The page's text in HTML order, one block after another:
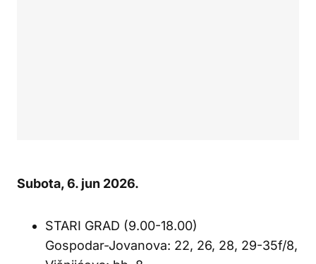
Subota, 6. jun 2026.
STARI GRAD (9.00-18.00)
Gospodar-Jovanova: 22, 26, 28, 29-35f/8,